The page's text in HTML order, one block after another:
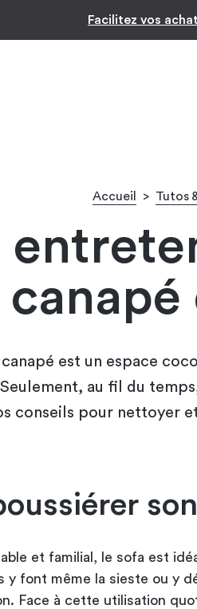
Facilitez vos
Accueil > Tutos
canapé
est un espace
Seulement, au fil du
conseils pour nettoyer
et familial, le sofa est
y font même la sieste ou y
Face à cette utilisation